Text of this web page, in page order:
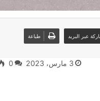
3 مارس، 2023 0
عبر البريد طباعة